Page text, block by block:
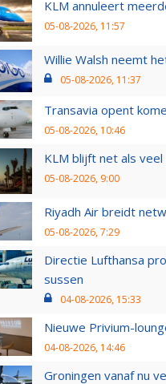
KLM annuleert
05-08-2026, 11:57
Willie Walsh neemt
05-08-2026, 11:37
Transavia opent
05-08-2026, 10:46
KLM blijft net als
05-08-2026, 9:00
Riyadh Air breidt
05-08-2026, 7:29
Directie Lufthansa
sussen
04-08-2026, 15:33
Nieuwe Privium-
04-08-2026, 14:46
Groningen vanaf nu